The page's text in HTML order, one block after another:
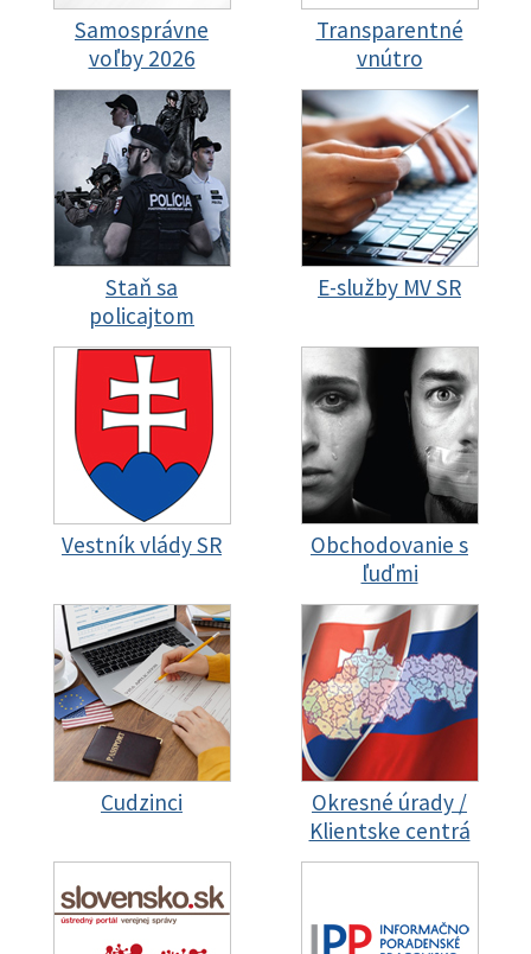
Samosprávne
voľby 2026
Transparentné
vnútro
Staň sa
policajtom
E-služby MV SR
Vestník vlády SR
Obchodovanie s
ľuďmi
Cudzinci
Okresné úrady /
Klientske centrá